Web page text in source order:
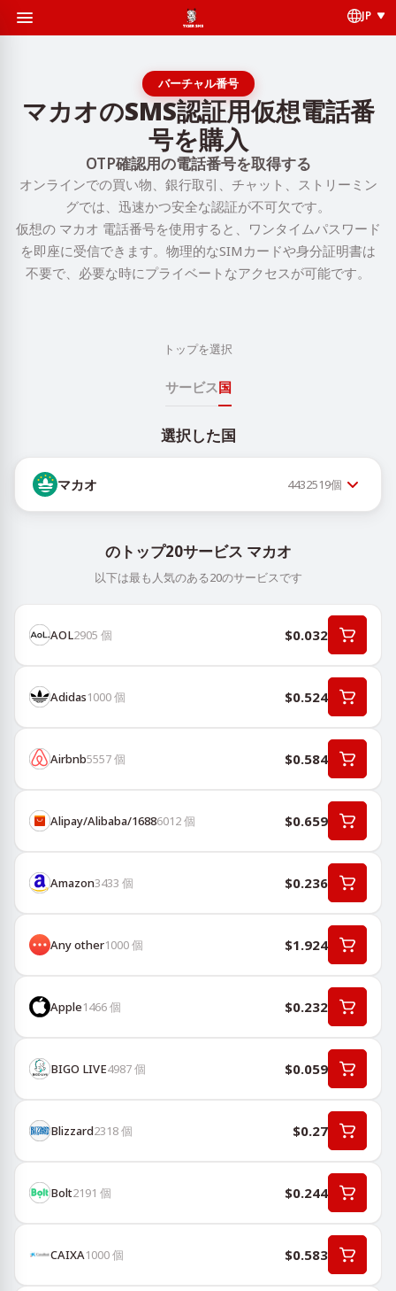
JP
バーチャル番号
マカオのSMS認証用仮想電話番
号を購入
OTP確認用の電話番号を取得する
オンラインでの買い物、銀行取引、チャット、ストリーミン
グでは、迅速かつ安全な認証が不可欠です。
仮想の マカオ 電話番号を使用すると、ワンタイムパスワード
を即座に受信できます。物理的なSIMカードや身分証明書は
不要で、必要な時にプライベートなアクセスが可能です。
トップを選択
サービス国
選択した国
マカオ 4432519個
のトップ20サービス マカオ
以下は最も人気のある20のサービスです
AOL2905 個 $0.032
Adidas1000個 $0.524
Airbnb5557個 $0.584
Alipay/Alibaba/16886012個 $0.659
Amazon3433 個 $0.236
Any other1000個 $1.924
Apple1466個 $0.232
BIGO LIVE4987個 $0.059
Blizzard2318個 $0.27
Bolt2191 個 $0.244
CAIXA1000個 $0.583